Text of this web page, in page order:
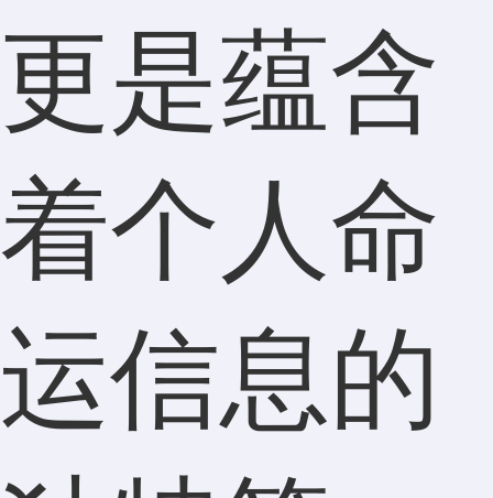
更是蕴含
着个人命
运信息的